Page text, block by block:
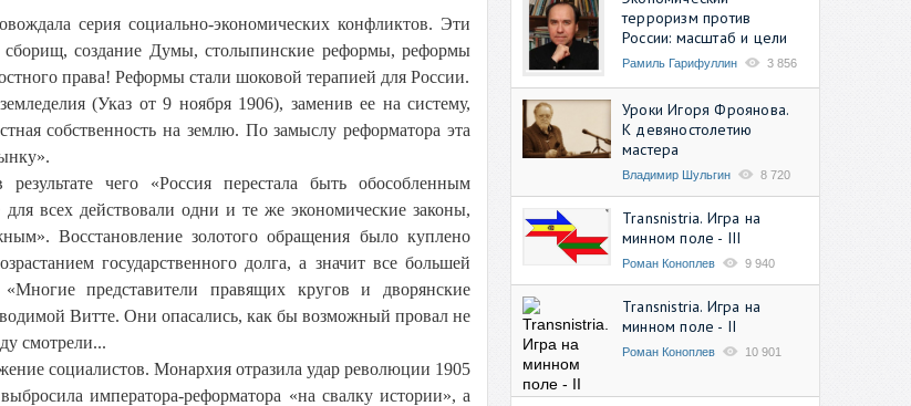
серия социально-экономических конфликтов. Эти
создание Думы, cтолыпинские реформы, реформы
права! Реформы стали шоковой терапией для России.
(Указ от 9 ноября 1906), заменив ее на систему,
собственность на землю. По замыслу реформатора эта
чего «Россия перестала быть обособленным
всех действовали одни и те же экономические законы,
Восстановление золотого обращения было куплено
государственного долга, а значит все большей
представители правящих кругов и дворянские
Витте. Они опасались, как бы возможный провал не
смотрели...
социалистов. Монархия отразила удар революции 1905
императора-реформатора «на свалку истории», а
терроризм против
России: масштаб и цели
Рамиль Гарифуллин 3 856
Уроки Игоря Фроянова.
К девяностолетию
мастера
Владимир Шульгин 8 720
Transnistria. Игра на
минном поле - III
Роман Коноплев 9 940
Transnistria. Игра на
минном поле - II
Роман Коноплев 10 901